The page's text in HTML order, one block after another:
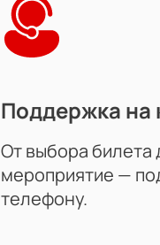
Поддержка на
От выбора билета
мероприятие —
телефону.